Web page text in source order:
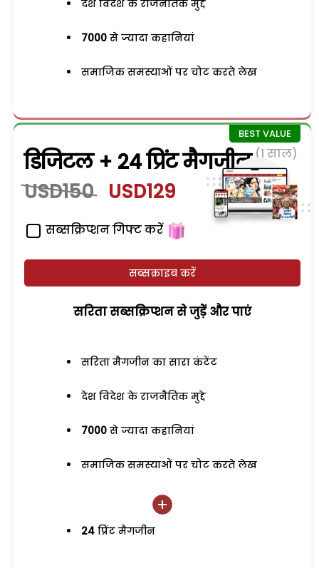
देश विदेश के राजनैतिक मुद्दे
7000 से ज्यादा कहानियां
समाजिक समस्याओं पर चोट करते लेख
डिजिटल + 24 प्रिंट मैगजीन (1 साल)
USD150 USD129
सब्सक्रिप्शन गिफ्ट करें
सब्सक्राइब करें
सरिता सब्सक्रिप्शन से जुड़ेें और पाएं
सरिता मैगजीन का सारा कंटेंट
देश विदेश के राजनैतिक मुद्दे
7000 से ज्यादा कहानियां
समाजिक समस्याओं पर चोट करते लेख
24 प्रिंट मैगजीन